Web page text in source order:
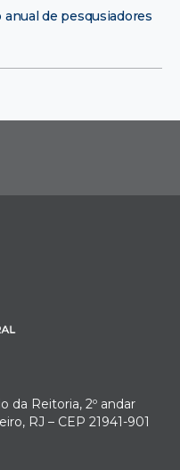
de pesqusiadores
da Reitoria, 2º andar
RJ – CEP 21941-901